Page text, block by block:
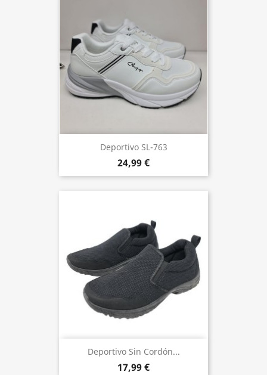
Deportivo SL-763
24,99 €
Deportivo Sin Cordón...
17,99 €